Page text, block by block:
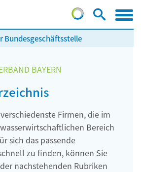
Bundesgeschäftsstelle
BAYERN
Firmen, die im
Bereich
sich das passende
zu finden, können Sie
nachstehenden Rubriken